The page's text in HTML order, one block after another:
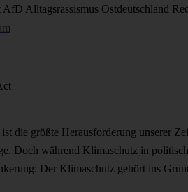
AfD Alltagsrassismus Ostdeutschland
ist die größte Herausforderung unserer
Doch während Klimaschutz in
Der Klimaschutz gehört ins